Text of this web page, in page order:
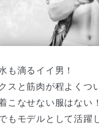
も滴るイイ男！
スと筋肉が程よくつ
こなせない服はない
もモデルとして活躍